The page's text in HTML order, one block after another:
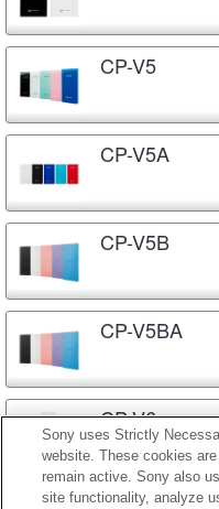
CP-V5
CP-V5A
CP-V5B
CP-V5BA
CP-V6
Sony uses Strictly
website. These cookies
remain active. Sony also
site functionality, analyze